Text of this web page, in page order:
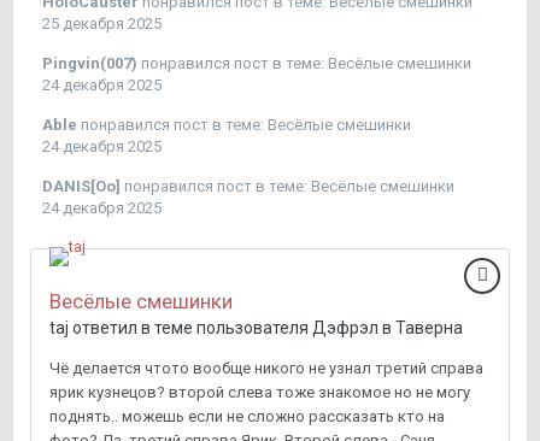
25 декабря 2025
Pingvin(007) понравился пост в теме: Весёлые смешинки
24 декабря 2025
Able понравился пост в теме: Весёлые смешинки
24 декабря 2025
DANIS[Oo] понравился пост в теме: Весёлые смешинки
24 декабря 2025
Весёлые смешинки
taj ответил в теме пользователя Дэфрэл в Таверна
Чё делается чтото вообще никого не узнал третий справа
ярик кузнецов? второй слева тоже знакомое но не могу
поднять.. можешь если не сложно рассказать кто на